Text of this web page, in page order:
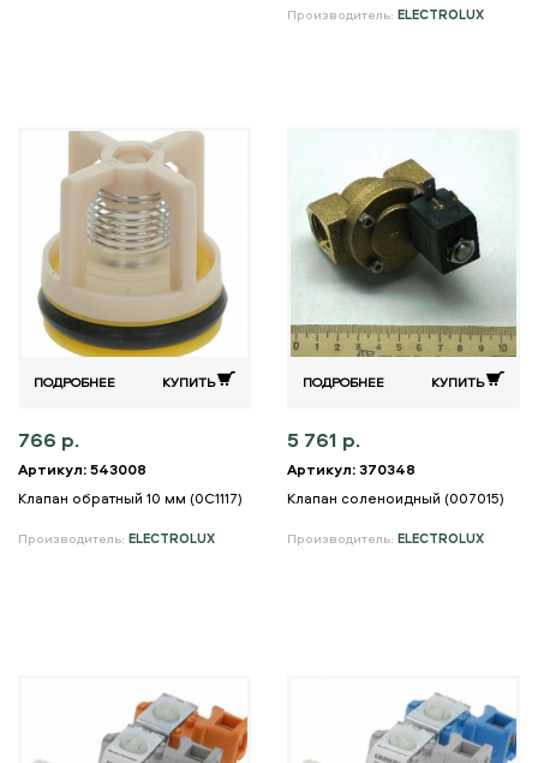
Производитель: ELECTROLUX
ПОДРОБНЕЕ КУПИТЬ
766 р.
Артикул: 543008
Клапан обратный 10 мм (0C1117)
Производитель: ELECTROLUX
ПОДРОБНЕЕ КУПИТЬ
5 761 р.
Артикул: 370348
Клапан соленоидный (007015)
Производитель: ELECTROLUX